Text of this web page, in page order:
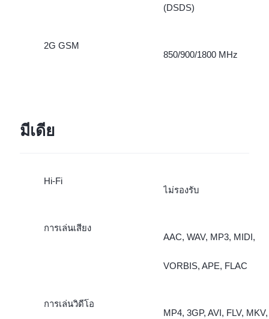
(DSDS)
2G GSM
850/900/1800 MHz
มีเดีย
Hi-Fi
ไม่รองรับ
การเล่นเสียง
AAC, WAV, MP3, MIDI,
VORBIS, APE, FLAC
การเล่นวิดีโอ
MP4, 3GP, AVI, FLV, MKV,